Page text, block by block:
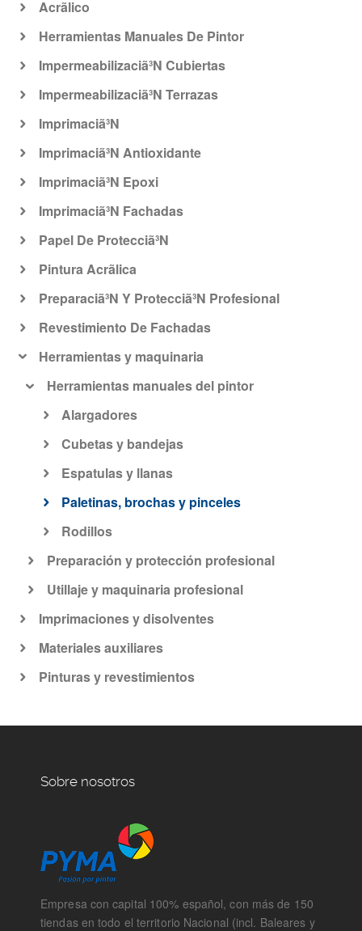
Acrã­lico
Herramientas Manuales De Pintor
Impermeabilizaciã³N Cubiertas
Impermeabilizaciã³N Terrazas
Imprimaciã³N
Imprimaciã³N Antioxidante
Imprimaciã³N Epoxi
Imprimaciã³N Fachadas
Papel De Protecciã³N
Pintura Acrã­lica
Preparaciã³N Y Protecciã³N Profesional
Revestimiento De Fachadas
Herramientas y maquinaria
Herramientas manuales del pintor
Alargadores
Cubetas y bandejas
Espatulas y llanas
Paletinas, brochas y pinceles
Rodillos
Preparación y protección profesional
Utillaje y maquinaria profesional
Imprimaciones y disolventes
Materiales auxiliares
Pinturas y revestimientos
Sobre nosotros
Empresa con capital 100% español, con más de 150
tiendas en todo el territorio Nacional (incl. Baleares y